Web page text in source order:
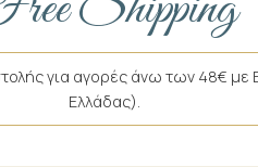
για αγορές άνω των 48€ με
Ελλάδας).